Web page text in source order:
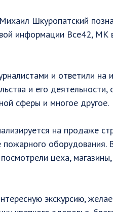
Шкуропатский
информации Все42, МК
и ответили
и его
сферы и многое другое.
на продаже
оборудования.
цеха,
экскурсию,